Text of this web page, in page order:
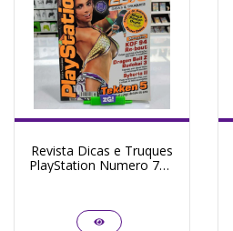
Revista Dicas e Truques
PlayStation Numero 73 -